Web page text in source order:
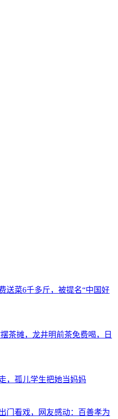
送菜6千多斤，被提名“中国好
茶摊，龙井明前茶免费喝，日
，孤儿学生把她当妈妈
门看戏，网友感动：百善孝为